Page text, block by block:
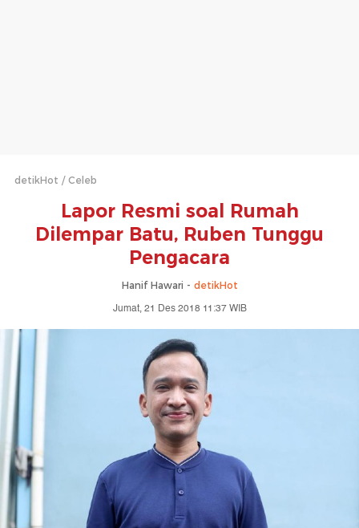
detikHot Celeb
Lapor Resmi soal Rumah
Dilempar Batu, Ruben Tunggu
Pengacara
Hanif Hawari - detikHot
Jumat, 21 Des 2018 11:37 WIB